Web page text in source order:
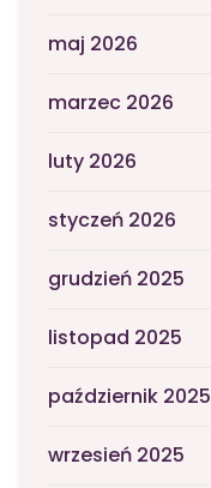
maj 2026
marzec 2026
luty 2026
styczeń 2026
grudzień 2025
listopad 2025
październik 2025
wrzesień 2025